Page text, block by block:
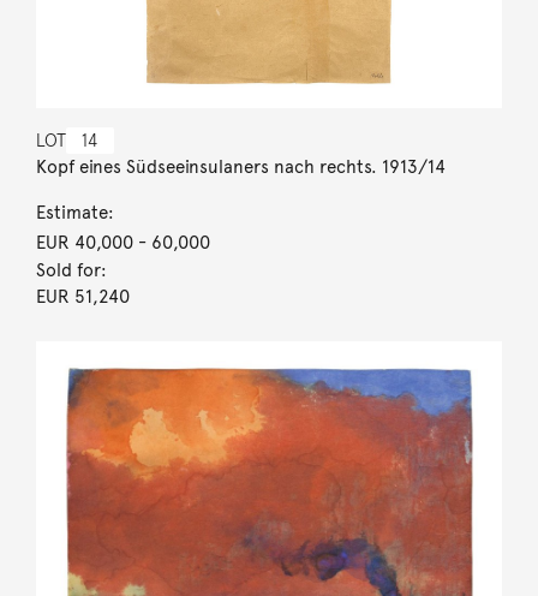
LOT 14
Kopf eines Südseeinsulaners nach rechts. 1913/14
Estimate:
EUR 40,000- 60,000
Sold for:
EUR 51,240